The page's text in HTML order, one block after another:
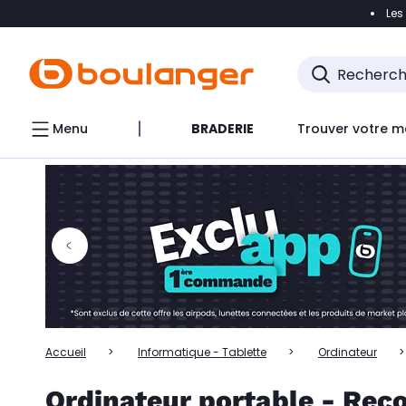
Accéder
Accéder directement au chatbot
Menu BRADERIE Trouver votre
Accueil Informatique - Tablette Ordinateur